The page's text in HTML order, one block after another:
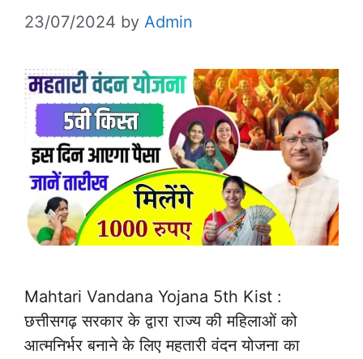
23/07/2024 by Admin
Mahtari Vandana Yojana 5th Kist :
छत्तीसगढ़ सरकार के द्वारा राज्य की महिलाओं को
आत्मनिर्भर बनाने के लिए महतारी वंदन योजना का